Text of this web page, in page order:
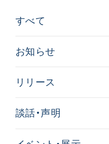
すべて
お知らせ
リリース
談話・声明